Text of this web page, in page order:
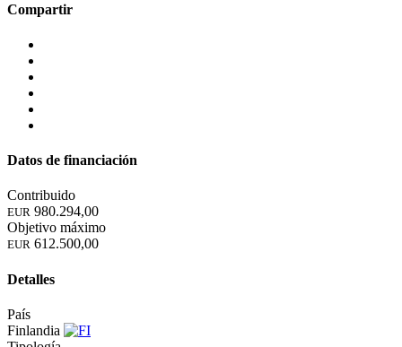
Compartir
Datos de financiación
Contribuido
EUR 980.294,00
Objetivo máximo
EUR 612.500,00
Detalles
País
Finlandia